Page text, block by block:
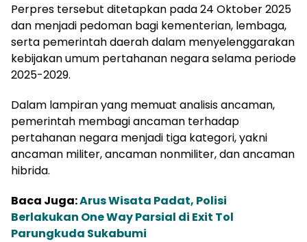
Perpres tersebut ditetapkan pada 24 Oktober 2025
dan menjadi pedoman bagi kementerian, lembaga,
serta pemerintah daerah dalam menyelenggarakan
kebijakan umum pertahanan negara selama periode
2025-2029.
Dalam lampiran yang memuat analisis ancaman,
pemerintah membagi ancaman terhadap
pertahanan negara menjadi tiga kategori, yakni
ancaman militer, ancaman nonmiliter, dan ancaman
hibrida.
Baca Juga:Arus Wisata Padat, Polisi
Berlakukan One Way Parsial di Exit Tol
Parungkuda Sukabumi